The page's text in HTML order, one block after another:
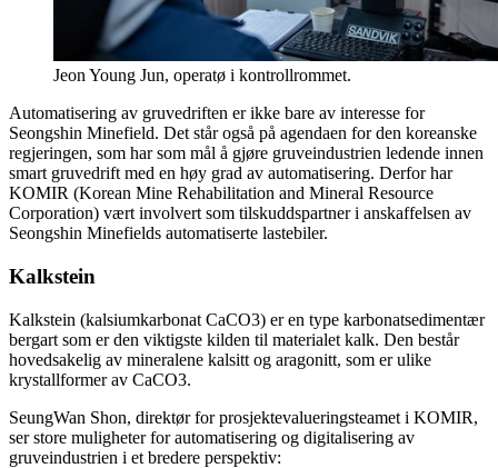
Jeon Young Jun, operatø i kontrollrommet.
Automatisering av gruvedriften er ikke bare av interesse for
Seongshin Minefield. Det står også på agendaen for den koreanske
regjeringen, som har som mål å gjøre gruveindustrien ledende innen
smart gruvedrift med en høy grad av automatisering. Derfor har
KOMIR (Korean Mine Rehabilitation and Mineral Resource
Corporation) vært involvert som tilskuddspartner i anskaffelsen av
Seongshin Minefields automatiserte lastebiler.
Kalkstein
Kalkstein (kalsiumkarbonat CaCO3) er en type karbonatsedimentær
bergart som er den viktigste kilden til materialet kalk. Den består
hovedsakelig av mineralene kalsitt og aragonitt, som er ulike
krystallformer av CaCO3.
SeungWan Shon, direktør for prosjektevalueringsteamet i KOMIR,
ser store muligheter for automatisering og digitalisering av
gruveindustrien i et bredere perspektiv: